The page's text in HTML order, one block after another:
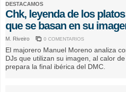
DESTACAMOS
Chk, leyenda de los
que se basan en su
M. Riveiro 0 COMENTARIOS
El majorero Manuel Moreno analiza
DJs que utilizan su imagen, al calor
prepara la final ibérica del DMC.